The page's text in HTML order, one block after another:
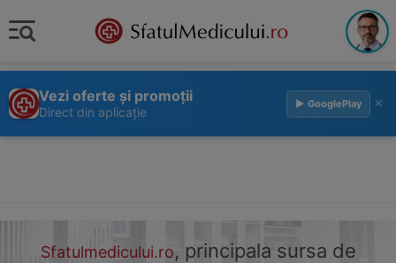
Vezi oferte și promoții
Direct din aplicație
▶ GooglePlay ×
Sfatulmedicului.ro, principala sursa de